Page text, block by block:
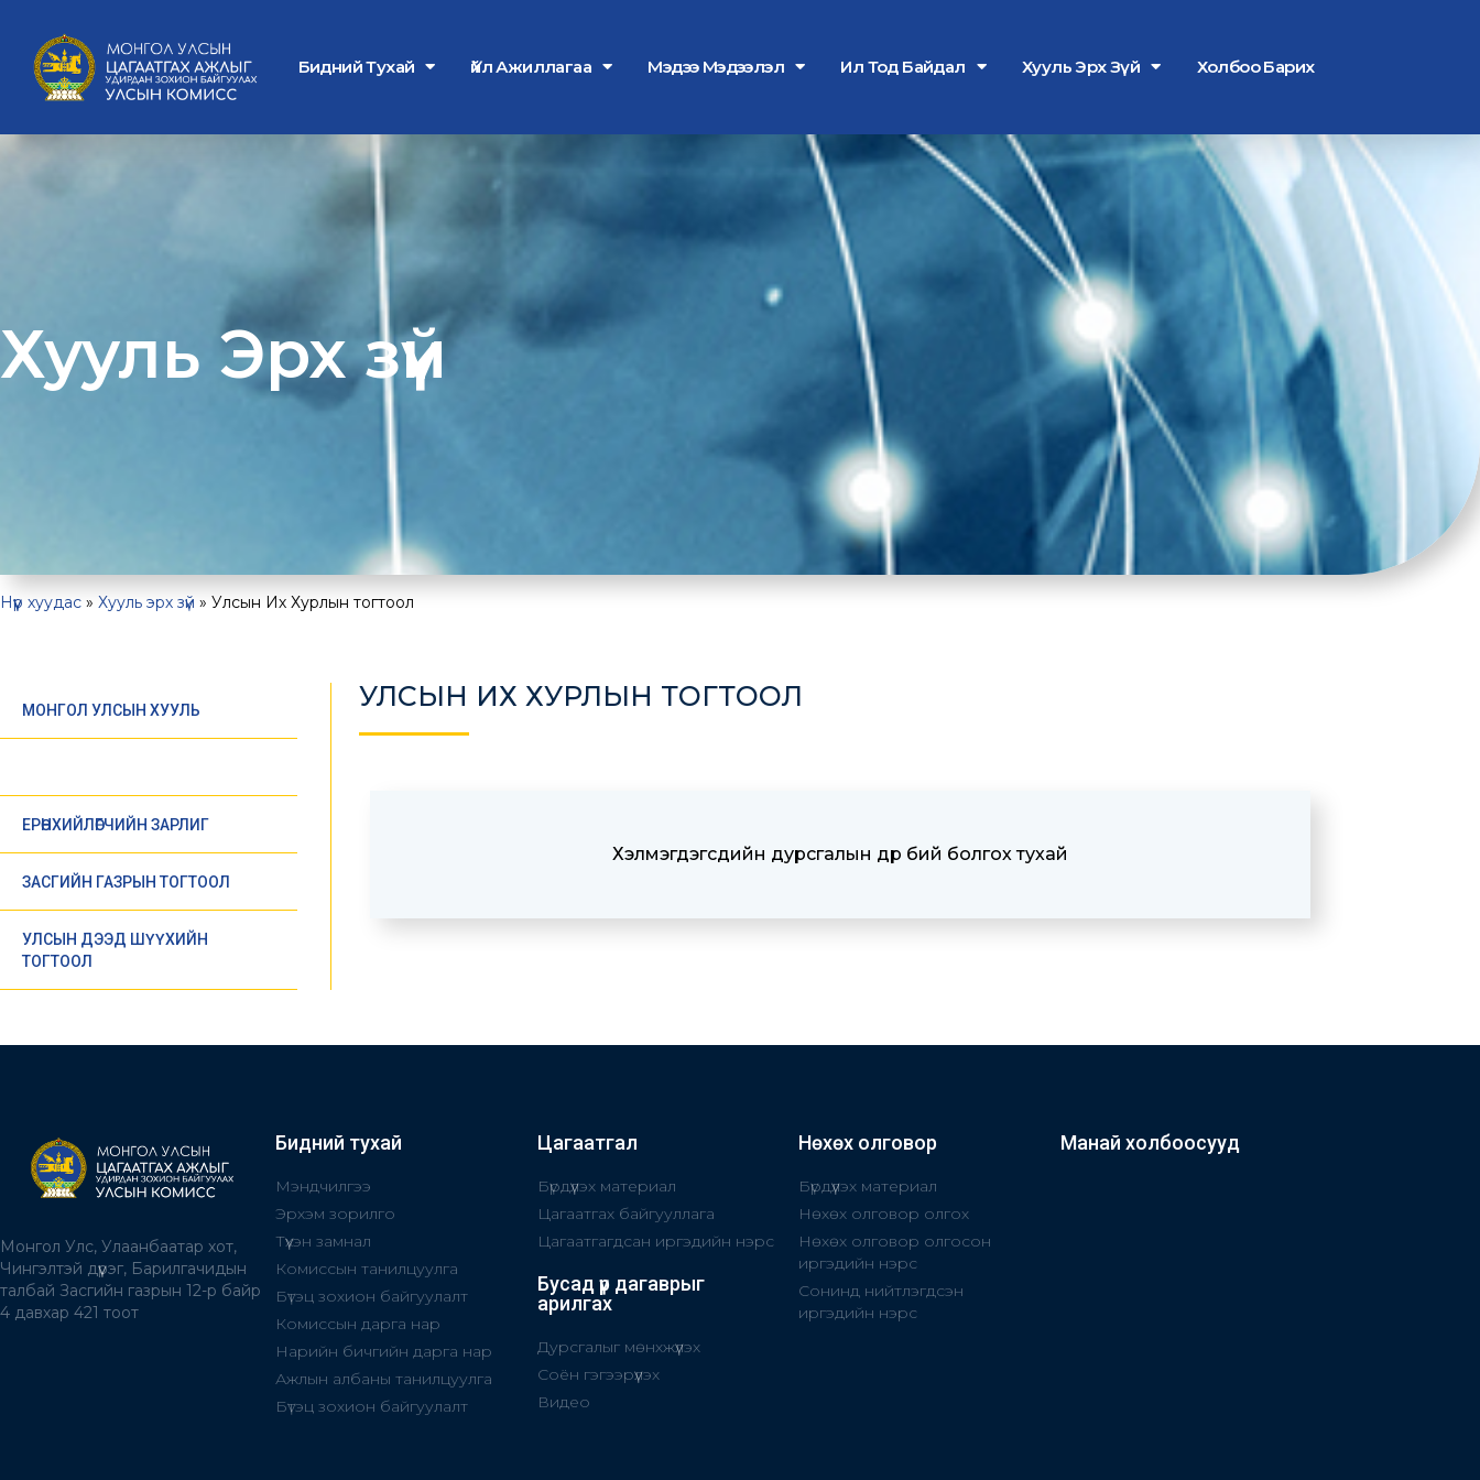
Бидний Тухай Үйл Ажиллагаа Мэдээ Мэдээлэл Ил Тод Байдал Хууль Эрх Зүй Холбоо Барих
Хууль Эрх зүй
Нүүр хуудас » Хууль эрх зүй » Улсын Их Хурлын тогтоол
МОНГОЛ УЛСЫН ХУУЛЬ
ЕРӨНХИЙЛӨГЧИЙН ЗАРЛИГ
ЗАСГИЙН ГАЗРЫН ТОГТООЛ
УЛСЫН ДЭЭД ШҮҮХИЙН
ТОГТООЛ
УЛСЫН ИХ ХУРЛЫН ТОГТООЛ
Хэлмэгдэгсдийн дурсгалын өдөр бий болгох тухай
Монгол Улс, Улаанбаатар хот,
Чингэлтэй дүүрэг, Барилгачидын
талбай Засгийн газрын 12-р байр
4 давхар 421 тоот
Бидний тухай
Мэндчилгээ
Эрхэм зорилго
Түүхэн замнал
Комиссын танилцуулга
Бүтэц зохион байгуулалт
Комиссын дарга нар
Нарийн бичгийн дарга нар
Ажлын албаны танилцуулга
Бүтэц зохион байгуулалт
Цагаатгал
Бүрдүүлэх материал
Цагаатгах байгууллага
Цагаатгагдсан иргэдийн нэрс
Бусад үр дагаврыг
арилгах
Дурсгалыг мөнхжүүлэх
Соён гэгээрүүлэх
Видео
Нөхөх олговор
Бүрдүүлэх материал
Нөхөх олговор олгох
Нөхөх олговор олгосон
иргэдийн нэрс
Сонинд нийтлэгдсэн
иргэдийн нэрс
Манай холбоосууд